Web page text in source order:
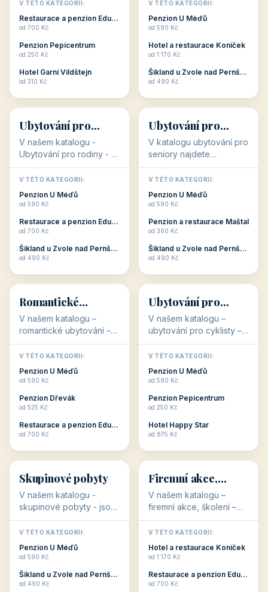
dovolenou přímo
souvisejí. Aktivní
odpočinek jso...
V TÉTO KATEGORII:
Restaurace a penzion Eduard
od 700 Kč
Penzion Pepicentrum
od 250 Kč
Hotel Garni Vildštejn
od 310 Kč
cenově dostupné
ubytování v ČR. Budete
c...
V TÉTO KATEGORII:
Penzion U Méďů
od 590 Kč
Hotel a restaurace Koníček
od 1 170 Kč
Šikland u Zvole nad Pernštejnem
od 490 Kč
👨‍👩‍👧‍👦
👨‍👩‍👧‍👦
34 objektů
Ubytování pro
rodiny
V našem katalogu -
Ubytování pro rodiny -
jsou pro Vás připraveny
objekty, které svojí
polohou či vybaveností,
nabízí klidné ubytování
V TÉTO KATEGORII:
Penzion U Méďů
od 590 Kč
Restaurace a penzion Eduard
od 700 Kč
Šikland u Zvole nad Pernštejnem
od 490 Kč
🧓
🧓
33 objektů
Ubytování pro
seniory
V katalogu ubytování pro
seniory najdete
penziony a hotely, které
jsou přizpůsobeny pro
ubytování klientů vyššího
věku. Některé z nich
V TÉTO KATEGORII:
Penzion U Méďů
od 590 Kč
Penzion a restaurace Maštal
od 360 Kč
Šikland u Zvole nad Pernštejnem
od 490 Kč
💕
💕
Romantické
ubytování
V našem katalogu –
romantické ubytování –
jsou pro Vás připraveny
objekty, které svojí
stavbou, polohou anebo
zaměřením nabízí
Romantické ...
V TÉTO KATEGORII:
Penzion U Méďů
od 590 Kč
Penzion Dřevák
od 525 Kč
Restaurace a penzion Eduard
od 700 Kč
🚴
🚴
32 objektů
Ubytování pro
cyklisty
V našem katalogu –
ubytování pro cyklisty –
jsou pro Vás připraveny
objekty, které jsou na
milovníky cykloturistiky
připraveny. Většinou mají
V TÉTO KATEGORII:
Penzion U Méďů
od 590 Kč
Penzion Pepicentrum
od 250 Kč
Hotel Happy Star
od 875 Kč
👥
👥
32 objektů
Skupinové pobyty
V našem katalogu -
skupinové pobyty - jsou
pro Vás připraveny
objekty, které nabízí
ubytování skupin v
penzionech, hotelích a
Budete překva...
V TÉTO KATEGORII:
Penzion U Méďů
od 590 Kč
Šikland u Zvole nad Pernštejnem
od 490 Kč
💼
💼
31 objektů
Firemní akce,
školení
V našem katalogu –
firemní akce, školení –
jsou pro Vás připraveny
objekty, které mají
zkušenosti pořádat i
menší firemní akce a
ob...
V TÉTO KATEGORII:
Hotel a restaurace Koníček
od 1 170 Kč
Restaurace a penzion Eduard
od 700 Kč